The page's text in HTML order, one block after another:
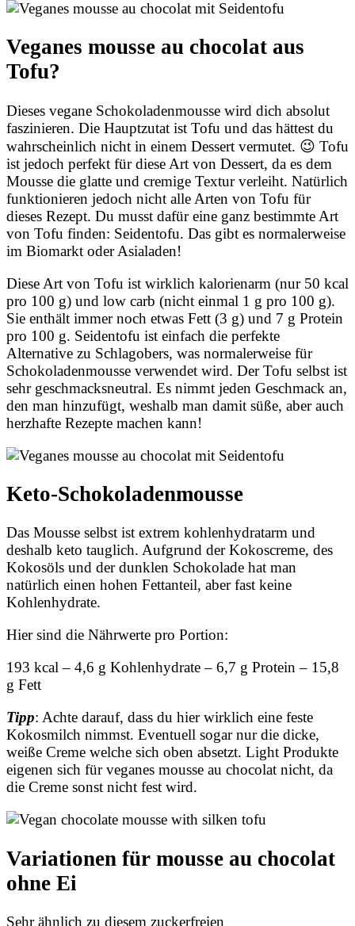
Veganes mousse au chocolat aus
Tofu?
Dieses vegane Schokoladenmousse wird dich absolut
faszinieren. Die Hauptzutat ist Tofu und das hättest du
wahrscheinlich nicht in einem Dessert vermutet. 😉 Tofu
ist jedoch perfekt für diese Art von Dessert, da es dem
Mousse die glatte und cremige Textur verleiht. Natürlich
funktionieren jedoch nicht alle Arten von Tofu für
dieses Rezept. Du musst dafür eine ganz bestimmte Art
von Tofu finden: Seidentofu. Das gibt es normalerweise
im Biomarkt oder Asialaden!
Diese Art von Tofu ist wirklich kalorienarm (nur 50 kcal
pro 100 g) und low carb (nicht einmal 1 g pro 100 g).
Sie enthält immer noch etwas Fett (3 g) und 7 g Protein
pro 100 g. Seidentofu ist einfach die perfekte
Alternative zu Schlagobers, was normalerweise für
Schokoladenmousse verwendet wird. Der Tofu selbst ist
sehr geschmacksneutral. Es nimmt jeden Geschmack an,
den man hinzufügt, weshalb man damit süße, aber auch
herzhafte Rezepte machen kann!
Keto-Schokoladenmousse
Das Mousse selbst ist extrem kohlenhydratarm und
deshalb keto tauglich. Aufgrund der Kokoscreme, des
Kokosöls und der dunklen Schokolade hat man
natürlich einen hohen Fettanteil, aber fast keine
Kohlenhydrate.
Hier sind die Nährwerte pro Portion:
193 kcal – 4,6 g Kohlenhydrate – 6,7 g Protein – 15,8
g Fett
Tipp: Achte darauf, dass du hier wirklich eine feste
Kokosmilch nimmst. Eventuell sogar nur die dicke,
weiße Creme welche sich oben absetzt. Light Produkte
eigenen sich für veganes mousse au chocolat nicht, da
die Creme sonst nicht fest wird.
Variationen für mousse au chocolat
ohne Ei
Sehr ähnlich zu diesem zuckerfreien